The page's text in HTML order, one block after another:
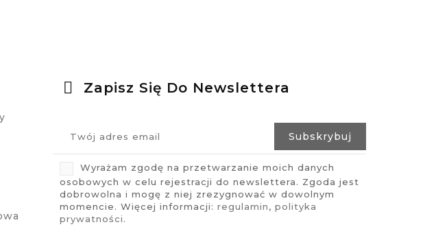
Zapisz Się Do Newslettera
Wyrażam zgodę na przetwarzanie moich danych
osobowych w celu rejestracji do newslettera. Zgoda jest
dobrowolna i mogę z niej zrezygnować w dowolnym
momencie. Więcej informacji: regulamin, polityka
prywatności.